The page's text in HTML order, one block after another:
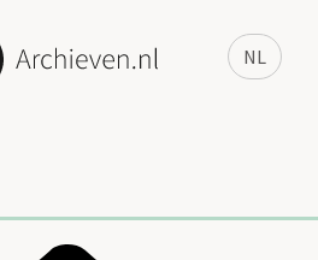
NL